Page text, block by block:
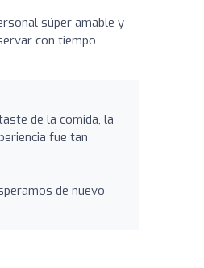
súper amable y
con tiempo
de la comida, la
fue tan
de nuevo